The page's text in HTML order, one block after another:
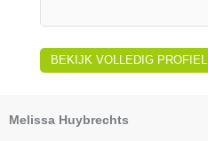
BEKIJK VOLLEDIG PROFIEL
Melissa Huybrechts